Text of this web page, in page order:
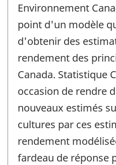
Environnement
point d'un modèle
d'obtenir des
rendement des
Canada. Statistique
occasion de rendre
nouveaux estimés
cultures par ces
rendement
fardeau de réponse